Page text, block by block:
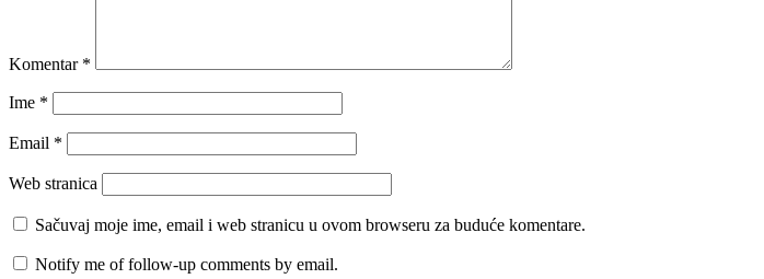
Komentar *
Ime *
Email *
Web stranica
Sačuvaj moje ime, email i web stranicu u ovom browseru za buduće komentare.
Notify me of follow-up comments by email.